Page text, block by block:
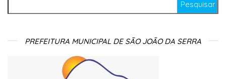
PREFEITURA MUNICIPAL DE SÃO JOÃO DA SERRA